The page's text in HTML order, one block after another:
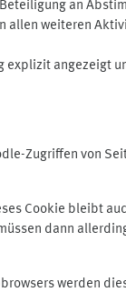
an
allen weiteren
explizit angezeigt
Zugriffen von
Cookie bleibt
dann
werden